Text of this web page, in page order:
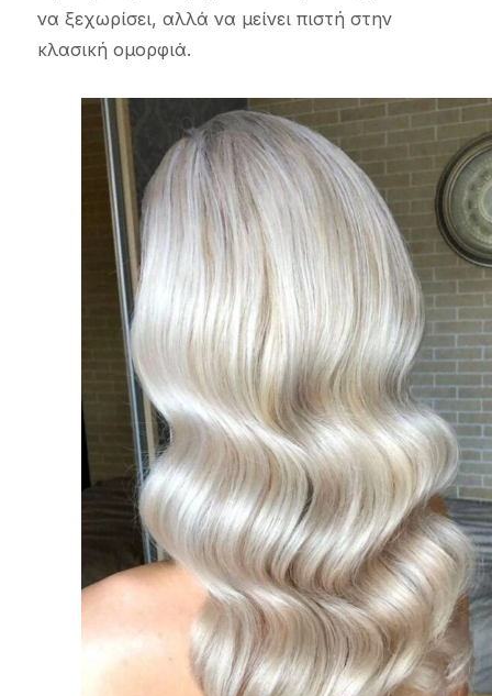
να ξεχωρίσει, αλλά να μείνει πιστή στην
κλασική ομορφιά.